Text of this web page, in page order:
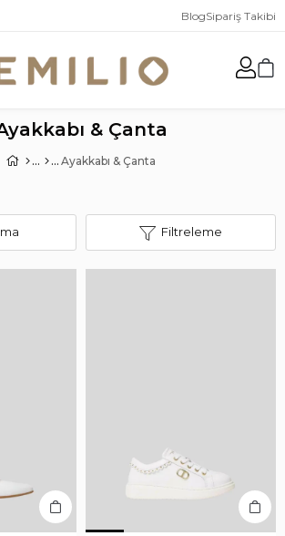
BlogSipariş Takibi
& Çanta
Ayakkabı & Çanta
Filtreleme